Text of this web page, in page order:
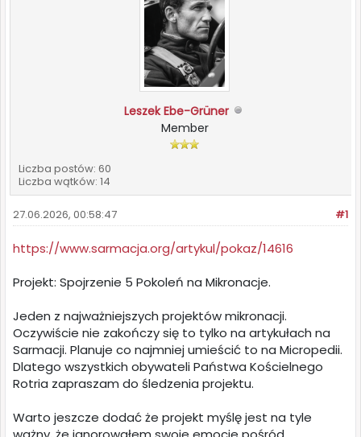
Leszek Ebe-Grüner
Member
Liczba postów: 60
Liczba wątków: 14
#1
27.06.2026, 00:58:47
https://www.sarmacja.org/artykul/pokaz/14616
Projekt: Spojrzenie 5 Pokoleń na Mikronacje.
Jeden z najważniejszych projektów mikronacji.
Oczywiście nie zakończy się to tylko na artykułach na
Sarmacji. Planuje co najmniej umieścić to na Micropedii.
Dlatego wszystkich obywateli Państwa Kościelnego
Rotria zapraszam do śledzenia projektu.
Warto jeszcze dodać że projekt myślę jest na tyle